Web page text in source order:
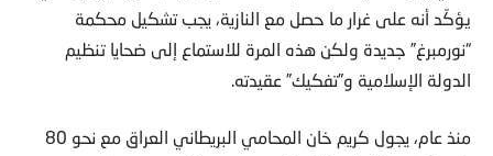
يؤكّد أنه على غرار ما حصل مع النازية، يجب تشكيل محكمة
“نورمبرغ” جديدة ولكن هذه المرة للاستماع إلى ضحايا تنظيم
الدولة الإسلامية و”تفكيك” عقيدته.
منذ عام، يجول كريم خان المحامي البريطاني العراق مع نحو 80